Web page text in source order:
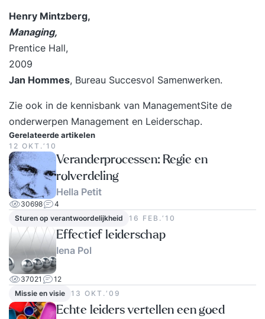
Henry Mintzberg,
Managing,
Prentice Hall,
2009
Jan Hommes, Bureau Succesvol Samenwerken.
Zie ook in de kennisbank van ManagementSite de
onderwerpen Management en Leiderschap.
Gerelateerde artikelen
12 OKT.‘10
Veranderprocessen: Regie en
rolverdeling
Hella Petit
30698
4
Sturen op verantwoordelijkheid
16 FEB.‘10
Effectief leiderschap
Iena Pol
37021
12
Missie en visie
13 OKT.‘09
Echte leiders vertellen een goed